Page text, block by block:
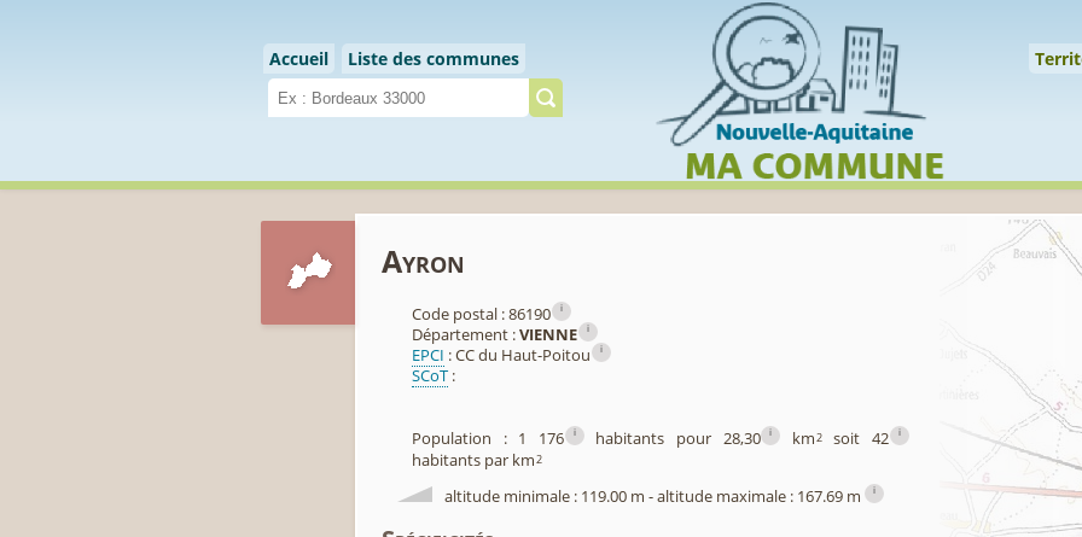
Territoire Milieux Qualité
Accueil
Liste des communes
Ayron
Code postal : 86190 i
Département :VIENNE i
EPCI : CC du Haut-Poitou i
SCoT :
Population : 1 176 i habitants pour 28,30 i km2soit 42 i
habitants par km2
altitude minimale : 119.00 m - altitude maximale : 167.69 m i